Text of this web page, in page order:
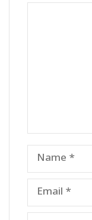
Name
Email